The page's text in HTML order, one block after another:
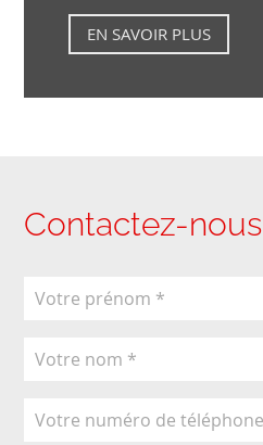
EN SAVOIR PLUS
Contactez-nous